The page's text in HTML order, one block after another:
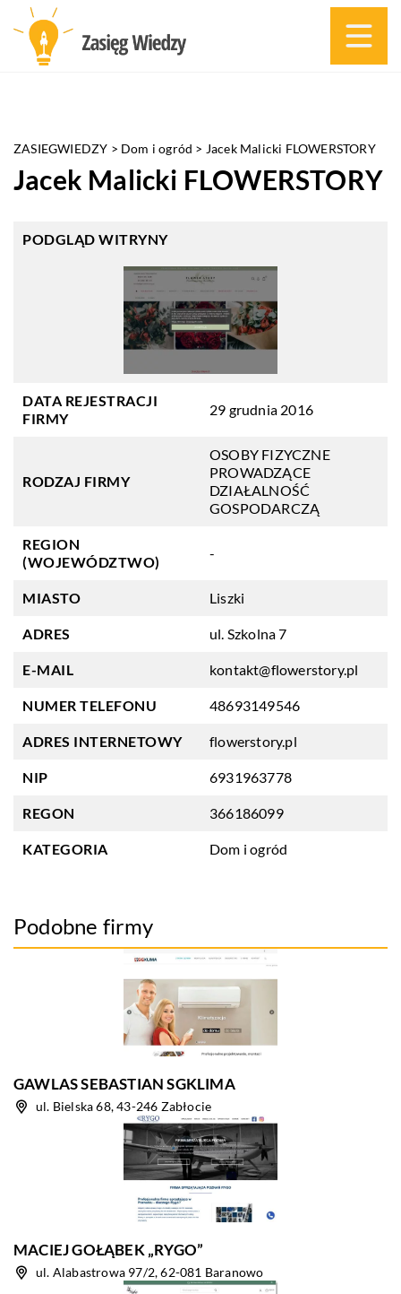
ZASIEGWIEDZY > Dom i ogród > Jacek Malicki FLOWERSTORY
Jacek Malicki FLOWERSTORY
PODGLĄD WITRYNY
DATA REJESTRACJI
FIRMY
29 grudnia 2016
RODZAJ FIRMY
OSOBY FIZYCZNE
PROWADZĄCE
DZIAŁALNOŚĆ
GOSPODARCZĄ
REGION
(WOJEWÓDZTWO)
-
MIASTO Liszki
ADRES ul. Szkolna 7
E-MAIL kontakt@flowerstory.pl
NUMER TELEFONU 48693149546
ADRES INTERNETOWY flowerstory.pl
NIP 6931963778
REGON 366186099
KATEGORIA Dom i ogród
Podobne firmy
GAWLAS SEBASTIAN SGKLIMA
ul. Bielska 68, 43-246 Zabłocie
MACIEJ GOŁĄBEK „RYGO”
ul. Alabastrowa 97/2, 62-081 Baranowo